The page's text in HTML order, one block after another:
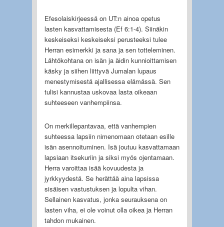
Efesolaiskirjeessä on UT:n ainoa opetus
lasten kasvattamisesta (Ef 6:1-4). Siinäkin
keskeiseksi keskeiseksi perusteeksi tulee
Herran esimerkki ja sana ja sen totteleminen.
Lähtökohtana on isän ja äidin kunnioittamisen
käsky ja siihen liittyvä Jumalan lupaus
menestymisestä ajallisessa elämässä. Sen
tulisi kannustaa uskovaa lasta oikeaan
suhteeseen vanhempiinsa.
On merkillepantavaa, että vanhempien
suhteessa lapsiin nimenomaan otetaan esille
isän asennoituminen. Isä joutuu kasvattamaan
lapsiaan itsekuriin ja siksi myös ojentamaan.
Herra varoittaa isää kovuudesta ja
jyrkkyydestä. Se herättää aina lapsissa
sisäisen vastustuksen ja lopulta vihan.
Sellainen kasvatus, jonka seurauksena on
lasten viha, ei ole voinut olla oikea ja Herran
tahdon mukainen.